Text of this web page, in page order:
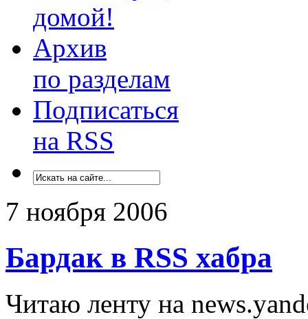
домой!
Архив
по разделам
Подписаться
на RSS
7 ноября 2006
Бардак в RSS хабра
Читаю ленту на